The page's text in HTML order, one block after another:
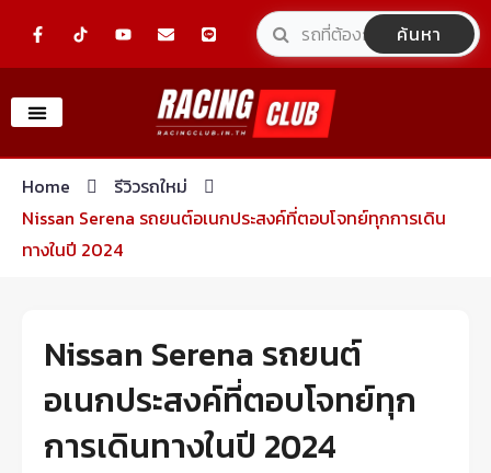
F
a
e
o
o
-
o
t
n
e
l
o
p
e
L
i
e
ค้นหา
Home
รีวิวรถใหม่
Nissan Serena รถยนต์อเนกประสงค์ที่ตอบโจทย์ทุกการเดิน
ทางในปี 2024
Nissan Serena รถยนต์
อเนกประสงค์ที่ตอบโจทย์ทุก
การเดินทางในปี 2024